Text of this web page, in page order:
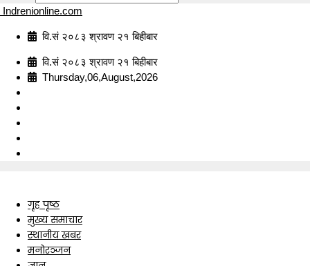
Indrenionline.com
वि.सं २०८३ श्रावण २१ बिहीबार
वि.सं २०८३ श्रावण २१ बिहीबार
Thursday,06,August,2026
गृह पृष्ठ
मुख्य समाचार
स्थानीय खबर
मनोरञ्जन